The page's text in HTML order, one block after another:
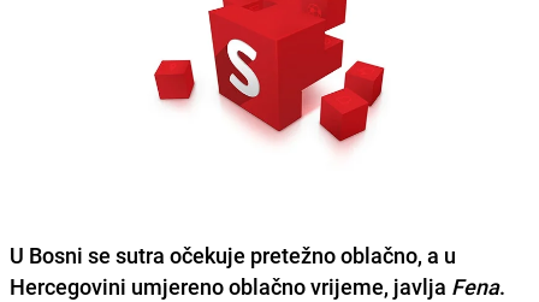
U Bosni se sutra očekuje pretežno oblačno, a u
Hercegovini umjereno oblačno vrijeme, javlja Fena.